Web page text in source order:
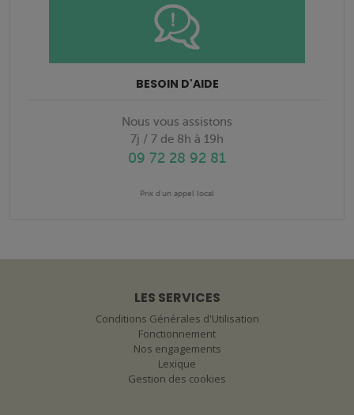
BESOIN D'AIDE
Nous vous assistons
7j / 7 de 8h à 19h
09 72 28 92 81
Prix d'un appel local
LES SERVICES
Conditions Générales d'Utilisation
Fonctionnement
Nos engagements
Lexique
Gestion des cookies